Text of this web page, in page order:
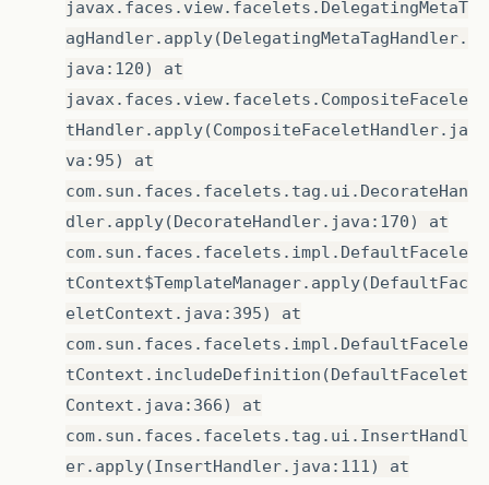
javax.faces.view.facelets.DelegatingMetaT
agHandler.apply(DelegatingMetaTagHandler.
java:120) at
javax.faces.view.facelets.CompositeFacele
tHandler.apply(CompositeFaceletHandler.ja
va:95) at
com.sun.faces.facelets.tag.ui.DecorateHan
dler.apply(DecorateHandler.java:170) at
com.sun.faces.facelets.impl.DefaultFacele
tContext$TemplateManager.apply(DefaultFac
eletContext.java:395) at
com.sun.faces.facelets.impl.DefaultFacele
tContext.includeDefinition(DefaultFacelet
Context.java:366) at
com.sun.faces.facelets.tag.ui.InsertHandl
er.apply(InsertHandler.java:111) at